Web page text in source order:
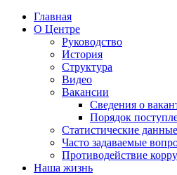
Главная
О Центре
Руководство
История
Структура
Видео
Вакансии
Сведения о
Порядок
Статистические данные
Часто задаваемые
Противодействие
Наша жизнь